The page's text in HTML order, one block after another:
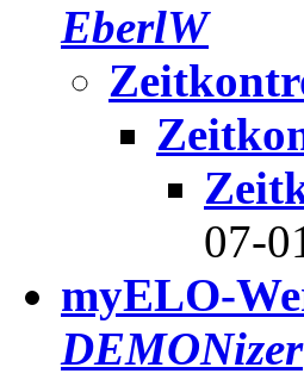
EberlW
07-
myELO-
DEMONizer